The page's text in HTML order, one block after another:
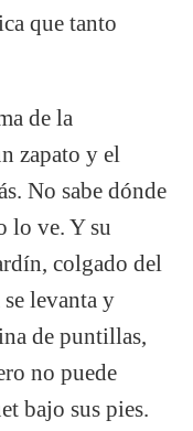
que tanto
de la
zapato y el
No sabe dónde
lo ve. Y su
colgado del
levanta y
de puntillas,
no puede
bajo sus pies.